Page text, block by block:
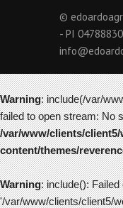
©
- PI
Warning: include(/var/
failed to open stream: No
/var/www/clients/
content/themes/
Warning: include(): Failed
'/var/www/clients/client5/